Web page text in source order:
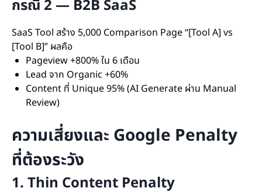
กรณี 2 — B2B SaaS
SaaS Tool สร้าง 5,000 Comparison Page “[Tool A] vs
[Tool B]” ผลคือ
Pageview +800% ใน 6 เดือน
Lead จาก Organic +60%
Content ที่ Unique 95% (AI Generate ผ่าน Manual
Review)
ความเสี่ยงและ Google Penalty
ที่ต้องระวัง
1. Thin Content Penalty